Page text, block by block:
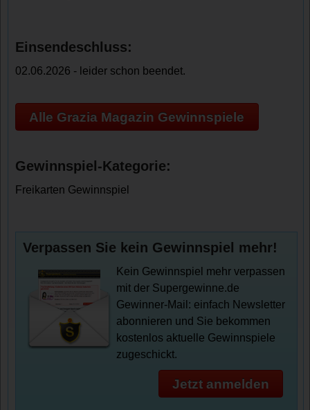
Einsendeschluss:
02.06.2026 - leider schon beendet.
Alle Grazia Magazin Gewinnspiele
Gewinnspiel-Kategorie:
Freikarten Gewinnspiel
Verpassen Sie kein Gewinnspiel mehr!
Kein Gewinnspiel mehr verpassen
mit der Supergewinne.de
Gewinner-Mail: einfach Newsletter
abonnieren und Sie bekommen
kostenlos aktuelle Gewinnspiele
zugeschickt.
Jetzt anmelden